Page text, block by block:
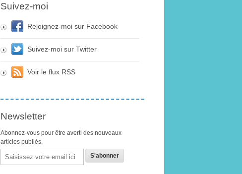
Suivez-moi
Rejoignez-moi sur Facebook
Suivez-moi sur Twitter
Voir le flux RSS
Newsletter
Abonnez-vous pour être averti des nouveaux
articles publiés.
Email